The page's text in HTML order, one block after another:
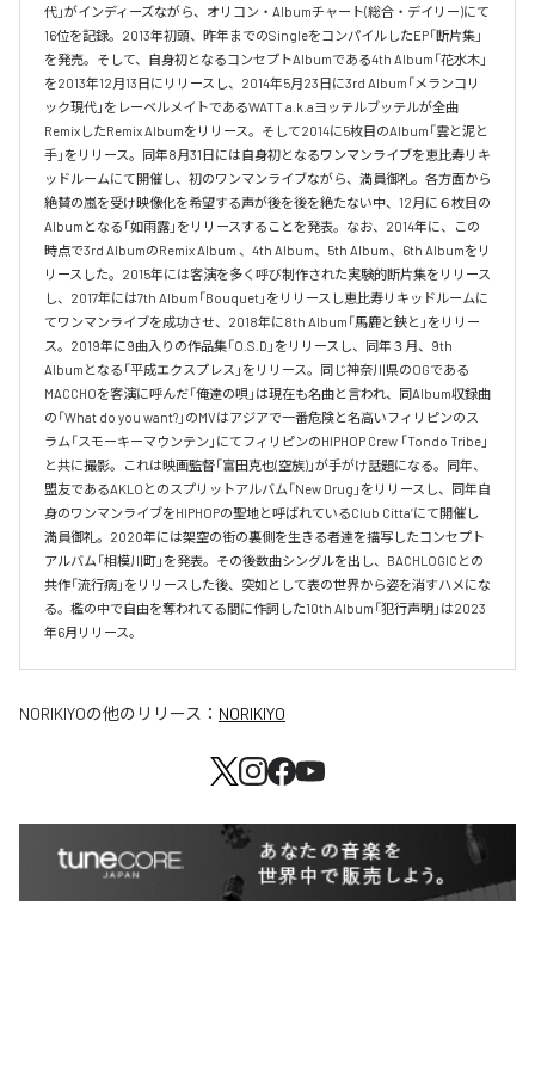
代」がインディーズながら、オリコン・Albumチャート(総合・デイリー)にて
16位を記録。2013年初頭、昨年までのSingleをコンパイルしたEP「断片集」
を発売。そして、自身初となるコンセプトAlbumである4th Album「花水木」
を2013年12月13日にリリースし、2014年5月23日に3rd Album「メランコリ
ック現代」をレーベルメイトであるWATT a.k.aヨッテルブッテルが全曲
RemixしたRemix Albumをリリース。そして2014に5枚目のAlbum「雲と泥と
手」をリリース。同年8月31日には自身初となるワンマンライブを恵比寿リキ
ッドルームにて開催し、初のワンマンライブながら、満員御礼。各方面から
絶賛の嵐を受け映像化を希望する声が後を後を絶たない中、12月に６枚目の
Albumとなる「如雨露」をリリースすることを発表。なお、2014年に、この
時点で3rd AlbumのRemix Album 、4th Album、5th Album、6th Albumをリ
リースした。2015年には客演を多く呼び制作された実験的断片集をリリース
し、2017年には7th Album「Bouquet」をリリースし恵比寿リキッドルームに
てワンマンライブを成功させ、2018年に8th Album「馬鹿と鋏と」をリリー
ス。2019年に9曲入りの作品集「O.S.D」をリリースし、同年３月、9th
Albumとなる「平成エクスプレス」をリリース。同じ神奈川県のOGである
MACCHOを客演に呼んだ「俺達の唄」は現在も名曲と言われ、同Album収録曲
の「What do you want?」のMVはアジアで一番危険と名高いフィリピンのス
ラム「スモーキーマウンテン」にてフィリピンのHIPHOP Crew 「Tondo Tribe」
と共に撮影。これは映画監督「富田克也(空族)」が手がけ話題になる。同年、
盟友であるAKLOとのスプリットアルバム「New Drug」をリリースし、同年自
身のワンマンライブをHIPHOPの聖地と呼ばれているClub Citta’にて開催し
満員御礼。2020年には架空の街の裏側を生きる者達を描写したコンセプト
アルバム「相模川町」を発表。その後数曲シングルを出し、BACHLOGICとの
共作「流行病」をリリースした後、突如として表の世界から姿を消すハメにな
る。檻の中で自由を奪われてる間に作詞した10th Album「犯行声明」は2023
年6月リリース。
NORIKIYOの他のリリース： NORIKIYO